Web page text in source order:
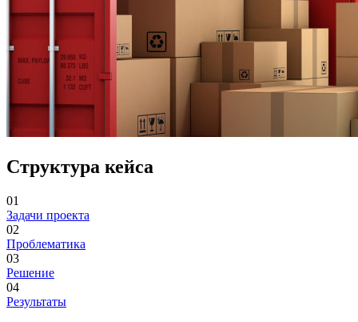
Структура кейса
01
Задачи проекта
02
Проблематика
03
Решение
04
Результаты